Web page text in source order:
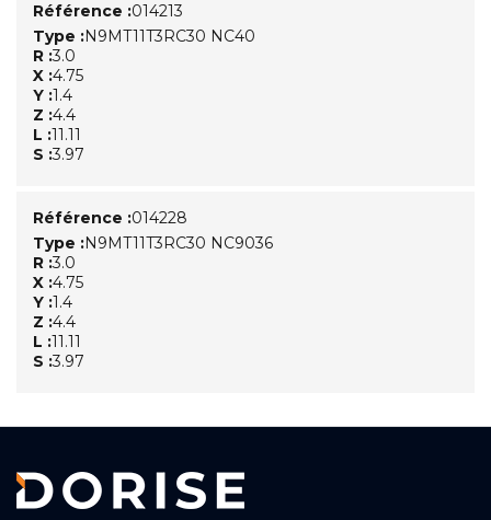
Référence :014213
Type :N9MT11T3RC30 NC40
R :3.0
X :4.75
Y :1.4
Z :4.4
L :11.11
S :3.97
Référence :014228
Type :N9MT11T3RC30 NC9036
R :3.0
X :4.75
Y :1.4
Z :4.4
L :11.11
S :3.97